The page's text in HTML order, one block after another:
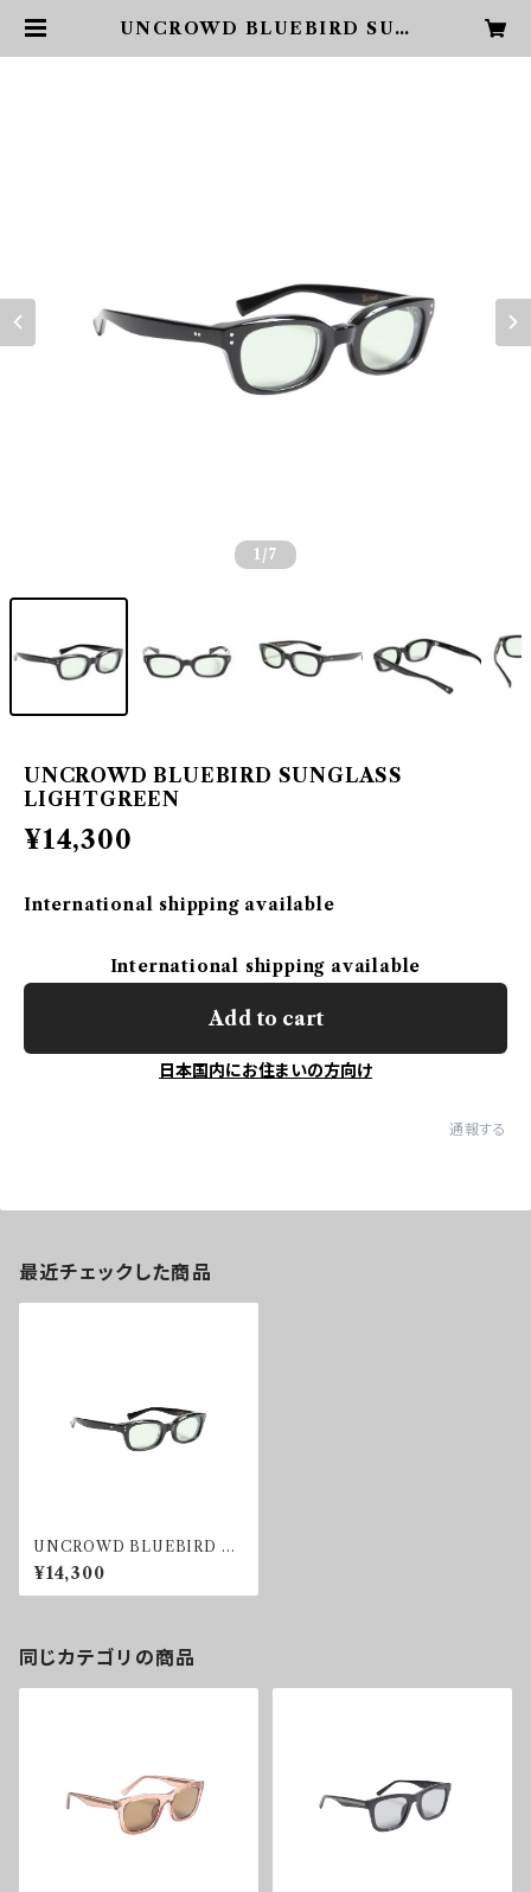
UNCROWD BLUEBIRD SUN
1 /7
UNCROWD BLUEBIRD SUNGLASS
LIGHTGREEN
¥14,300
International shipping available
International shipping available
Add to cart
日本国内にお住まいの方向け
通報する
最近チェックした商品
UNCROWD BLUEBIRD SU
NGLASS LIGHTGREEN
¥14,300
同じカテゴリの商品